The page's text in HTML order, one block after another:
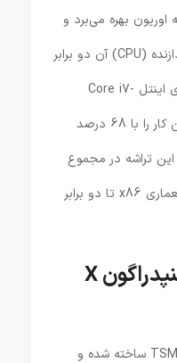
تراشه از 12 هسته اوریون بهره می‌برد و
کوالکام مدعی است که سرعت پردازنده (CPU) آن دو برابر
بیشتر از نسل سیزدهم پردازنده‌های اینتل Core i7-
1360P و i7-1355U است، و این کار را با 68 درصد
تراشه در مجموع
نسبت به پردازنده‌های مبتنی بر معماری x86 تا دو برابر
مشخصات تراشه اسنپدراگون X
این تراشه با فرایند 4 نانومتری TSMC ساخته شده و